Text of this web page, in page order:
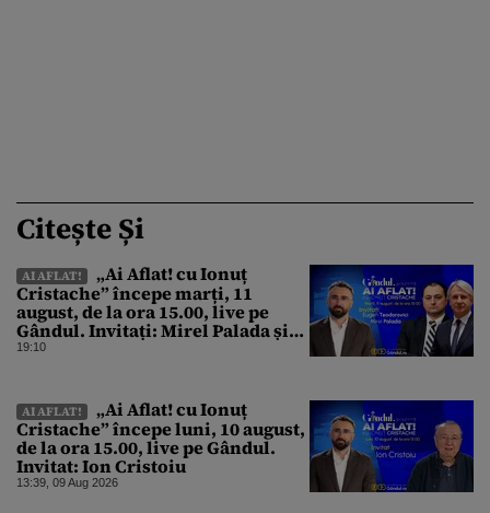
Citește Și
AI AFLAT!
„Ai Aflat! cu Ionuț
Cristache” începe marți, 11
august, de la ora 15.00, live pe
Gândul. Invitați: Mirel Palada și
Eugen Teodorovici
19:10
AI AFLAT!
„Ai Aflat! cu Ionuț
Cristache” începe luni, 10 august,
de la ora 15.00, live pe Gândul.
Invitat: Ion Cristoiu
13:39, 09 Aug 2026